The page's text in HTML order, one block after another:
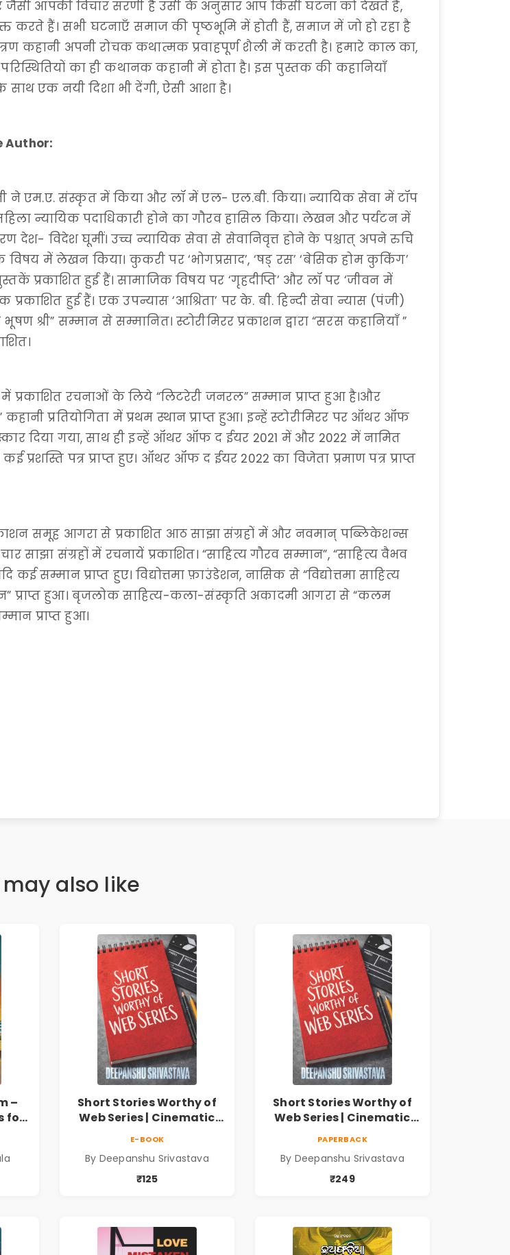
जैसी आपकी विचार सरणी है उसी के अनुसार आप किसी घटना को देखते हैं,
करते हैं। सभी घटनाएँ समाज की पृष्ठभूमि में होती हैं, समाज में जो हो रहा है
कहानी अपनी रोचक कथात्मक प्रवाहपूर्ण शैली में करती है। हमारे काल का,
का ही कथानक कहानी में होता है। इस पुस्तक की कहानियाँ
एक नयी दिशा भी देंगी, ऐसी आशा है।
Author:
जी ने एम.ए. संस्कृत में किया और लॉ में एल- एल.बी. किया। न्यायिक सेवा में टॉप
न्यायिक पदाधिकारी होने का गौरव हासिल किया। लेखन और पर्यटन में
देश- विदेश घूमीं। उच्च न्यायिक सेवा से सेवानिवृत्त होने के पश्चात् अपने रुचि
में लेखन किया। कुकरी पर ‘भोगप्रसाद’, ‘षड् रस’ ‘बेसिक होम कुकिंग’
प्रकाशित हुई हैं। सामाजिक विषय पर ‘गृहदीप्ति’ और लॉ पर ‘जीवन में
प्रकाशित हुई हैं। एक उपन्यास ‘आश्रिता’ पर के. बी. हिन्दी सेवा न्यास (पंजी)
भूषण श्री” सम्मान से सम्मानित। स्टोरीमिरर प्रकाशन द्वारा “सरस कहानियाँ ”
में प्रकाशित रचनाओं के लिये “लिटरेरी जनरल” सम्मान प्राप्त हुआ है।और
कहानी प्रतियोगिता में प्रथम स्थान प्राप्त हुआ। इन्हें स्टोरीमिरर पर ऑथर ऑफ
दिया गया, साथ ही इन्हें ऑथर ऑफ द ईयर 2021 में और 2022 में नामित
प्रशस्ति पत्र प्राप्त हुए। ऑथर ऑफ द ईयर 2022 का विजेता प्रमाण पत्र प्राप्त
समूह आगरा से प्रकाशित आठ साझा संग्रहों में और नवमान् पब्लिकेशन्स
साझा संग्रहों में रचनायें प्रकाशित। “साहित्य गौरव सम्मान”, “साहित्य वैभव
कई सम्मान प्राप्त हुए। विद्योत्तमा फ़ाउंडेशन, नासिक से “विद्योत्तमा साहित्य
प्राप्त हुआ। बृजलोक साहित्य-कला-संस्कृति अकादमी आगरा से “कलम
प्राप्त हुआ।
also like
–
for
Short Stories Worthy of
Web Series | Cinematic
E-BOOK
By Deepanshu Srivastava
₹125
Short Stories Worthy of
Web Series | Cinematic
PAPERBACK
By Deepanshu Srivastava
₹249